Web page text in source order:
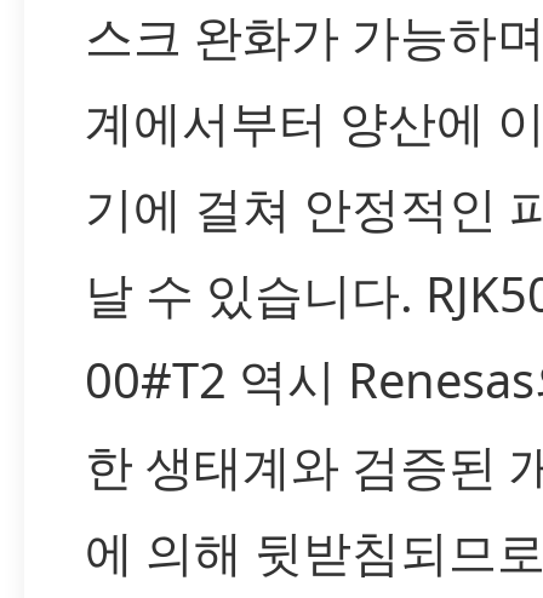
스크 완화가 가능하
계에서부터 양산에
기에 걸쳐 안정적인
날 수 있습니다.
00#T2 역시
한 생태계와 검증된
에 의해 뒷받침되므